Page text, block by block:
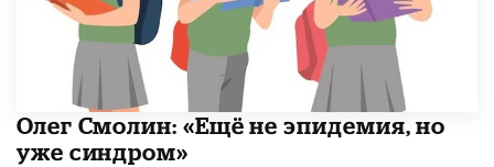
​Олег Смолин: «Ещё не эпидемия, но
уже синдром»